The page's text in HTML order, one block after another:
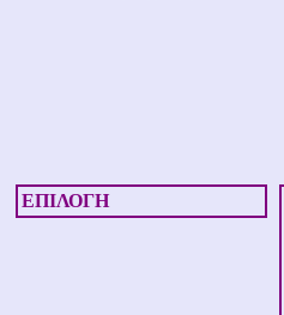
ΕΠΙΛΟΓΗ